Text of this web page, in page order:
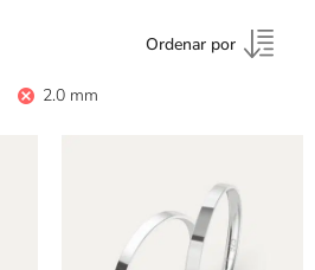
Ordenar por
2.0 mm